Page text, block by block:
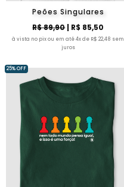
Peões Singulares
R$ 89,90| R$ 85,50
à vista no pix ou em até 4x de R$ 22,48 sem
juros
25% OFF